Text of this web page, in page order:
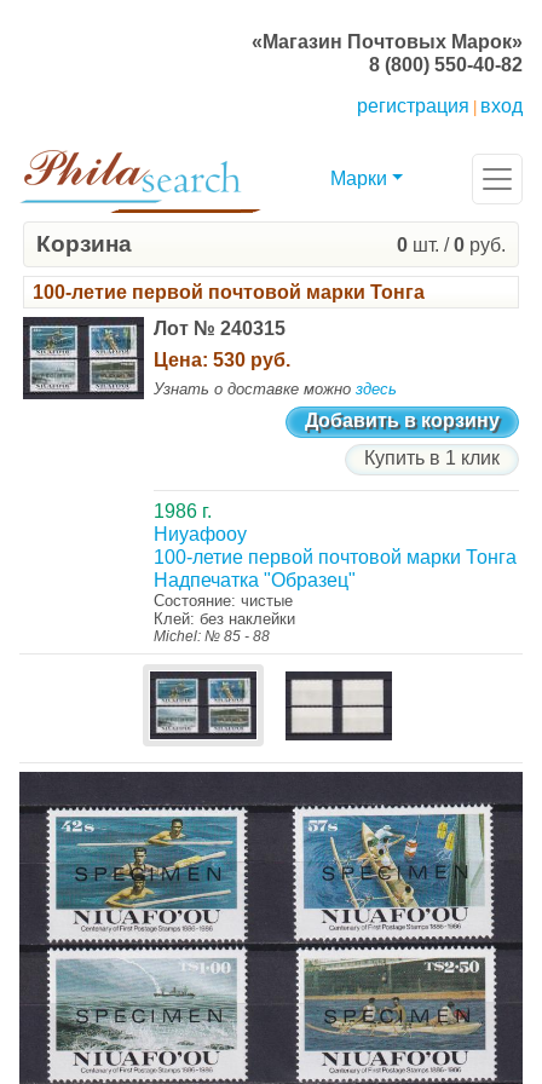
«Магазин Почтовых Марок»
8 (800) 550-40-82
регистрация
вход
Марки
Корзина 0 шт. /0 руб.
100-летие первой почтовой марки Тонга
Лот № 240315
Цена: 530 руб.
Узнать о доставке можно здесь
Добавить в корзину
Купить в 1 клик
1986 г.
Ниуафооу
100-летие первой почтовой марки Тонга
Надпечатка "Образец"
Состояние: чистые
Клей: без наклейки
Michel: № 85 - 88